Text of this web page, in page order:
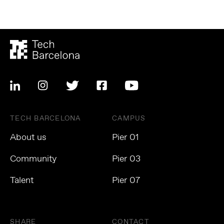
TECH BARCELONA
About us
Community
Talent
CAMPUS
Pier 01
Pier 03
Pier 07
SHARE CONTACT